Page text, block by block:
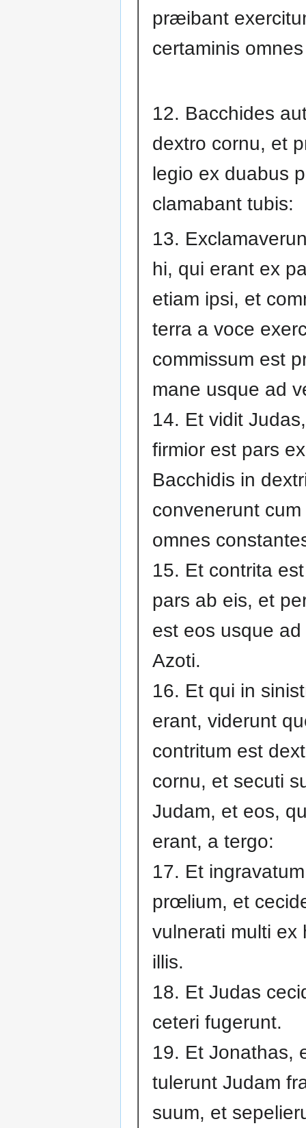
præibant
certaminis
12. Bacchides
dextro cornu, et
legio ex duabus
clamabant tubis:
13.
hi, qui erant ex
etiam ipsi, et
terra a voce
commissum est
mane usque ad
14. Et vidit
firmior est pars
Bacchidis in
convenerunt cum
omnes
15. Et contrita
pars ab eis, et
est eos usque
Azoti.
16. Et qui in
erant, viderunt
contritum est
cornu, et secuti
Judam, et eos,
erant, a tergo:
17. Et
prœlium, et
vulnerati multi ex
illis.
18. Et Judas
ceteri fugerunt.
19. Et Jonathas,
tulerunt Judam
suum, et